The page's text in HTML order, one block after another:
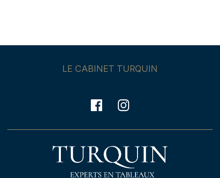
LE CABINET TURQUIN